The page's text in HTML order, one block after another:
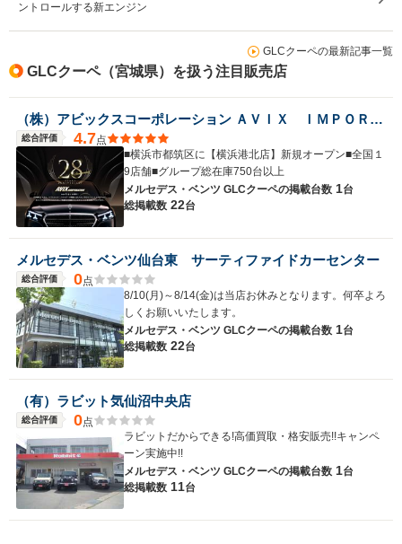
ントロールする新エンジン
GLCクーペの最新記事一覧
GLCクーペ（宮城県）を扱う注目販売店
（株）アビックスコーポレーション ＡＶＩＸ ＩＭＰＯＲＴ 仙台東インター店
総合評価 4.7点
■横浜市都筑区に【横浜港北店】新規オープン■全国１
9店舗■グループ総在庫750台以上
メルセデス・ベンツ GLCクーペの掲載台数 1台
総掲載数 22台
メルセデス・ベンツ仙台東 サーティファイドカーセンター
総合評価 0点
8/10(月)～8/14(金)は当店お休みとなります。何卒よろ
しくお願いいたします。
メルセデス・ベンツ GLCクーペの掲載台数 1台
総掲載数 22台
（有）ラビット気仙沼中央店
総合評価 0点
ラビットだからできる!高価買取・格安販売!!キャンペ
ーン実施中!!
メルセデス・ベンツ GLCクーペの掲載台数 1台
総掲載数 11台